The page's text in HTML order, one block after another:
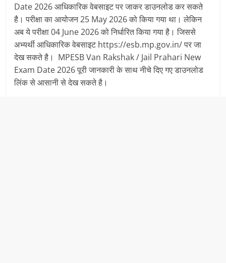
Date 2026 आधिकारिक वेबसाइट पर जाकर डाउनलोड कर सकते
है। परीक्षा का आयोजन 25 May 2026 को किया गया था। लेकिन
अब ये परीक्षा 04 June 2026 को निर्धारित किया गया है। जिससे
अभ्यर्थी आधिकारिक वेबसाइट https://esb.mp.gov.in/ पर जा
देख सकते है। MPESB Van Rakshak / Jail Prahari New
Exam Date 2026 पूरी जानकारी के साथ नीचे दिए गए डाउनलोड
लिंक से आसानी से देख सकते है।